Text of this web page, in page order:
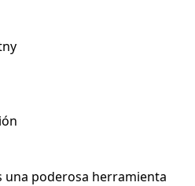
una poderosa herramienta